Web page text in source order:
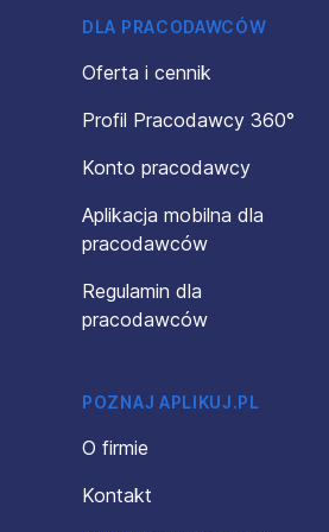
DLA PRACODAWCÓW
Oferta i cennik
Profil Pracodawcy 360°
Konto pracodawcy
Aplikacja mobilna dla
pracodawców
Regulamin dla
pracodawców
POZNAJ APLIKUJ.PL
O firmie
Kontakt